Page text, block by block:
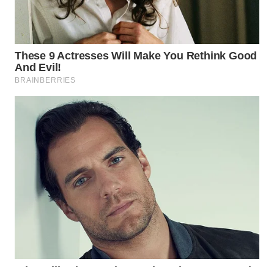
WN
SAMOSIR
WN
PADANG
LAWAS
WN
SUMEDANG
WN
CIANJUR
WN
KEPULAUAN
WN